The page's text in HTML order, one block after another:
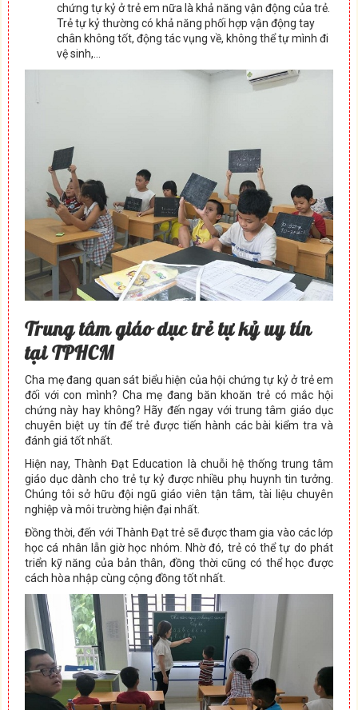
chứng tự kỷ ở trẻ em nữa là khả năng vận động của trẻ.
Trẻ tự kỷ thường có khả năng phối hợp vận động tay
chân không tốt, động tác vụng về, không thể tự mình đi
vệ sinh,…
Trung tâm giáo dục trẻ tự kỷ uy tín
tại TPHCM
Cha mẹ đang quan sát biểu hiện của hội chứng tự kỷ ở trẻ em
đối với con mình? Cha mẹ đang băn khoăn trẻ có mắc hội
chứng này hay không? Hãy đến ngay với trung tâm giáo dục
chuyên biệt uy tín để trẻ được tiến hành các bài kiểm tra và
đánh giá tốt nhất.
Hiện nay, Thành Đạt Education là chuỗi hệ thống trung tâm
giáo dục dành cho trẻ tự kỷ được nhiều phụ huynh tin tưởng.
Chúng tôi sở hữu đội ngũ giáo viên tận tâm, tài liệu chuyên
nghiệp và môi trường hiện đại nhất.
Đồng thời, đến với Thành Đạt trẻ sẽ được tham gia vào các lớp
học cá nhân lẫn giờ học nhóm. Nhờ đó, trẻ có thể tự do phát
triển kỹ năng của bản thân, đồng thời cũng có thể học được
cách hòa nhập cùng cộng đồng tốt nhất.